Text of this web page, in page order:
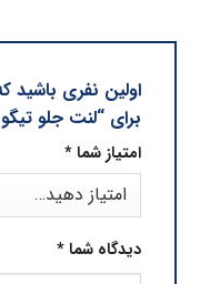
اولین نفری باشید
برای “لنت جلو تیگو 5 ADOXIN”
امتیاز شما*
دیدگاه شما*